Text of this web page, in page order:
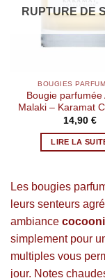
RUPTURE DE
BOUGIES
Bougie parfumée
Malaki – Karamat
14,90 €
LIRE LA
Les bougies
leurs senteurs
ambiance
simplement pour
multiples vous
jour. Notes